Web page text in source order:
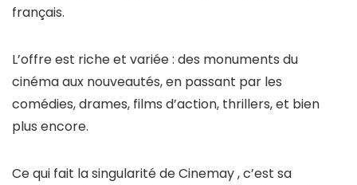
français.
L’offre est riche et variée : des monuments du
cinéma aux nouveautés, en passant par les
comédies, drames, films d’action, thrillers, et bien
plus encore.
Ce qui fait la singularité de Cinemay , c’est sa